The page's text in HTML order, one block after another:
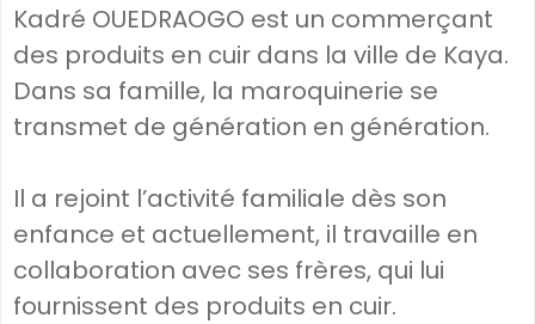
Kadré OUEDRAOGO est un commerçant
des produits en cuir dans la ville de Kaya.
Dans sa famille, la maroquinerie se
transmet de génération en génération.
Il a rejoint l’activité familiale dès son
enfance et actuellement, il travaille en
collaboration avec ses frères, qui lui
fournissent des produits en cuir.